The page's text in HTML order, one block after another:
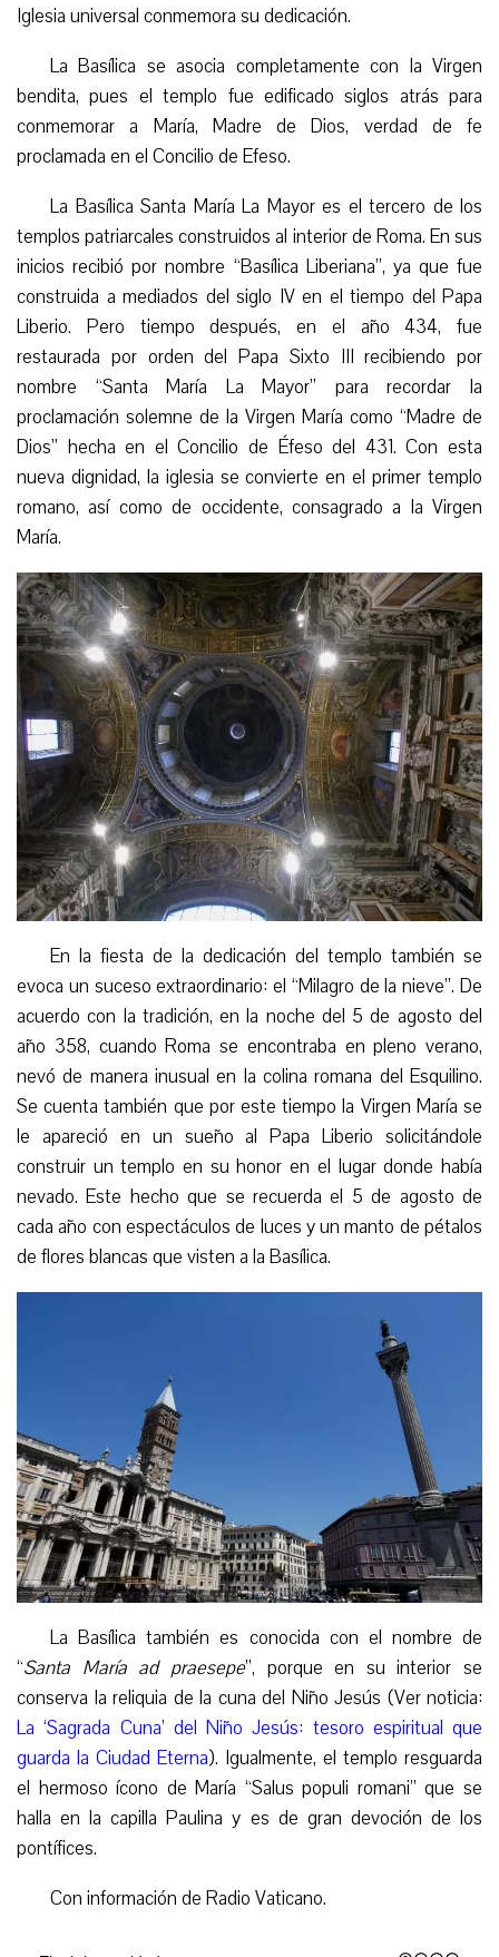
Iglesia universal conmemora su dedicación.
La Basílica se asocia completamente con la Virgen
bendita, pues el templo fue edificado siglos atrás para
conmemorar a María, Madre de Dios, verdad de fe
proclamada en el Concilio de Efeso.
La Basílica Santa María La Mayor es el tercero de los
templos patriarcales construidos al interior de Roma. En sus
inicios recibió por nombre “Basílica Liberiana”, ya que fue
construida a mediados del siglo IV en el tiempo del Papa
Liberio. Pero tiempo después, en el año 434, fue
restaurada por orden del Papa Sixto III recibiendo por
nombre “Santa María La Mayor” para recordar la
proclamación solemne de la Virgen María como “Madre de
Dios” hecha en el Concilio de Éfeso del 431. Con esta
nueva dignidad, la iglesia se convierte en el primer templo
romano, así como de occidente, consagrado a la Virgen
María.
En la fiesta de la dedicación del templo también se
evoca un suceso extraordinario: el “Milagro de la nieve”. De
acuerdo con la tradición, en la noche del 5 de agosto del
año 358, cuando Roma se encontraba en pleno verano,
nevó de manera inusual en la colina romana del Esquilino.
Se cuenta también que por este tiempo la Virgen María se
le apareció en un sueño al Papa Liberio solicitándole
construir un templo en su honor en el lugar donde había
nevado. Este hecho que se recuerda el 5 de agosto de
cada año con espectáculos de luces y un manto de pétalos
de flores blancas que visten a la Basílica.
La Basílica también es conocida con el nombre de
“Santa María ad praesepe”, porque en su interior se
conserva la reliquia de la cuna del Niño Jesús (Ver noticia:
La ‘Sagrada Cuna’ del Niño Jesús: tesoro espiritual que
guarda la Ciudad Eterna). Igualmente, el templo resguarda
el hermoso ícono de María “Salus populi romani” que se
halla en la capilla Paulina y es de gran devoción de los
pontífices.
Con información de Radio Vaticano.